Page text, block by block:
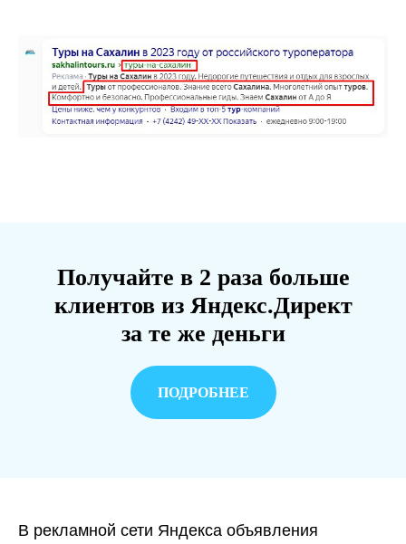
Получайте в 2 раза больше
клиентов из Яндекс.Директ
за те же деньги
ПОДРОБНЕЕ
В рекламной сети Яндекса объявления